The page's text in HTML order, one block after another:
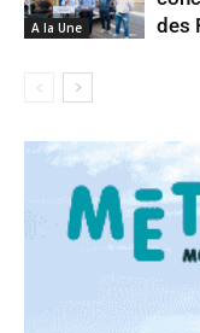
A la Une
des